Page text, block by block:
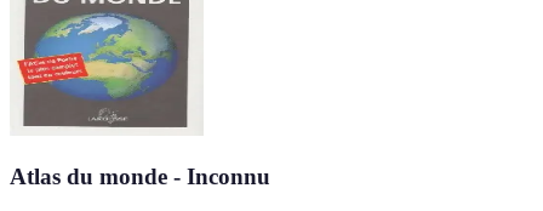
Atlas du monde - Inconnu